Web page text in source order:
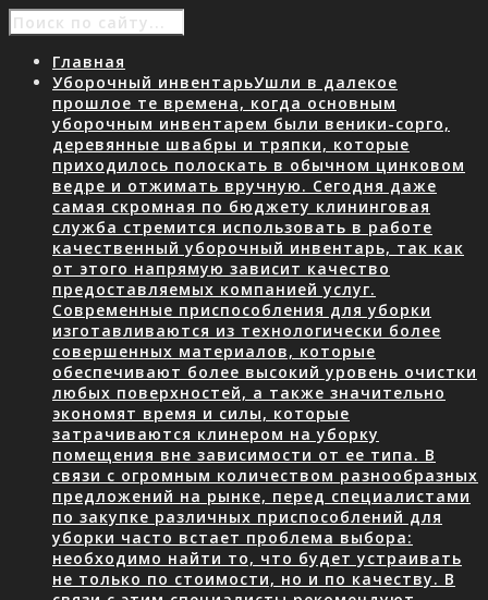
Главная
Уборочный инвентарьУшли в далекое
прошлое те времена, когда основным
уборочным инвентарем были веники-сорго,
деревянные швабры и тряпки, которые
приходилось полоскать в обычном цинковом
ведре и отжимать вручную. Сегодня даже
самая скромная по бюджету клининговая
служба стремится использовать в работе
качественный уборочный инвентарь, так как
от этого напрямую зависит качество
предоставляемых компанией услуг.
Современные приспособления для уборки
изготавливаются из технологически более
совершенных материалов, которые
обеспечивают более высокий уровень очистки
любых поверхностей, а также значительно
экономят время и силы, которые
затрачиваются клинером на уборку
помещения вне зависимости от ее типа. В
связи с огромным количеством разнообразных
предложений на рынке, перед специалистами
по закупке различных приспособлений для
уборки часто встает проблема выбора:
необходимо найти то, что будет устраивать
не только по стоимости, но и по качеству. В